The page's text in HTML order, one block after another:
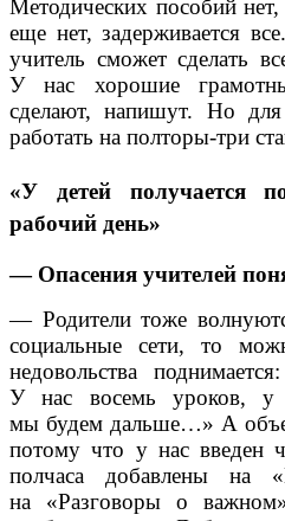
Методических пособий
еще нет, задерживается
учитель сможет сделать
У нас хорошие
сделают, напишут. Но
работать на полторы-три
«У детей получается
рабочий день»
— Опасения учителей
— Родители тоже
социальные сети, то
недовольства
У нас восемь уроков, у
мы будем дальше…» А
потому что у нас введен
полчаса добавлены на
на «Разговоры о